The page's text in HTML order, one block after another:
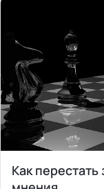
Как перестать